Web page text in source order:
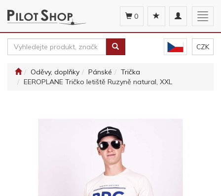
Toggle
navigation
0
CZK
Oděvy, doplňky Pánské
Trička
EEROPLANE Tričko letiště Ruzyně natural, XXL